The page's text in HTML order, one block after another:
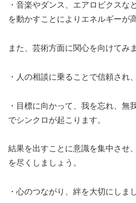
・音楽やダンス、エアロビクスな
を動かすことによりエネルギーが
また、芸術方面に関心を向けてみ
・人の相談に乗ることで信頼され
・目標に向かって、我を忘れ、無
でシンクロが起こります。
結果を出すことに意識を集中させ
を尽くしましょう。
・心のつながり、絆を大切にしま